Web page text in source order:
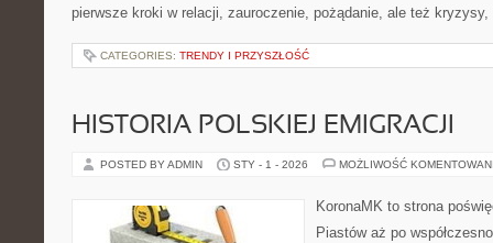
pierwsze kroki w relacji, zauroczenie, pożądanie, ale też
CATEGORIES: TRENDY I PRZYSZŁOŚĆ
HISTORIA POLSKIEJ EMIGRACJI
POSTED BY ADMIN STY - 1 - 2026 MOŻLIWOŚĆ
KoronaMK to strona
Piastów aż po